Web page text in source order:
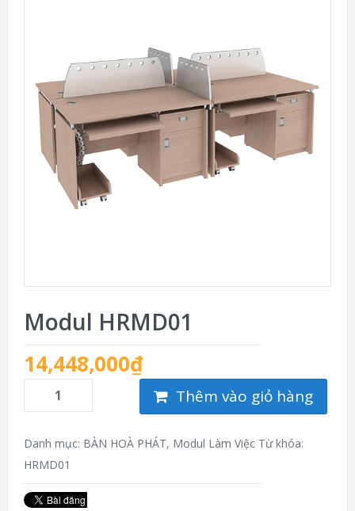
Modul HRMD01
14,448,000₫
Thêm vào giỏ hàng
Danh mục: BÀN HOÀ PHÁT, Modul Làm Việc Từ khóa:
HRMD01